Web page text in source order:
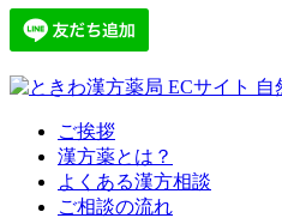
ご挨拶
漢方薬とは？
よくある漢方相談
ご相談の流れ